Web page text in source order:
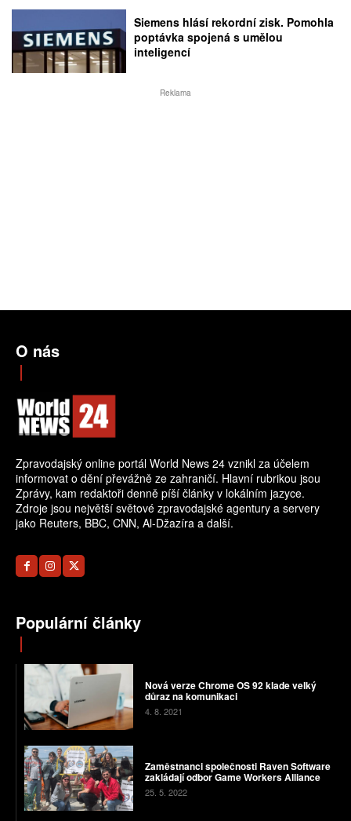
Siemens hlásí rekordní zisk. Pomohla
poptávka spojená s umělou
inteligencí
Reklama
O nás
Zpravodajský online portál World News 24 vznikl za účelem
informovat o dění převážně ze zahraničí. Hlavní rubrikou jsou
Zprávy, kam redaktoři denně píší články v lokálním jazyce.
Zdroje jsou největší světové zpravodajské agentury a servery
jako Reuters, BBC, CNN, Al-Džazíra a další.
Populární články
Nová verze Chrome OS 92 klade velký
důraz na komunikaci
4. 8. 2021
Zaměstnanci společnosti Raven Software
zakládají odbor Game Workers Alliance
25. 5. 2022